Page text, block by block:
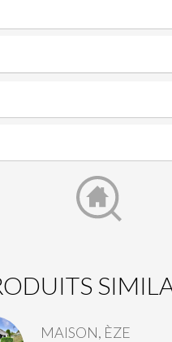
MAISON, ÈZE